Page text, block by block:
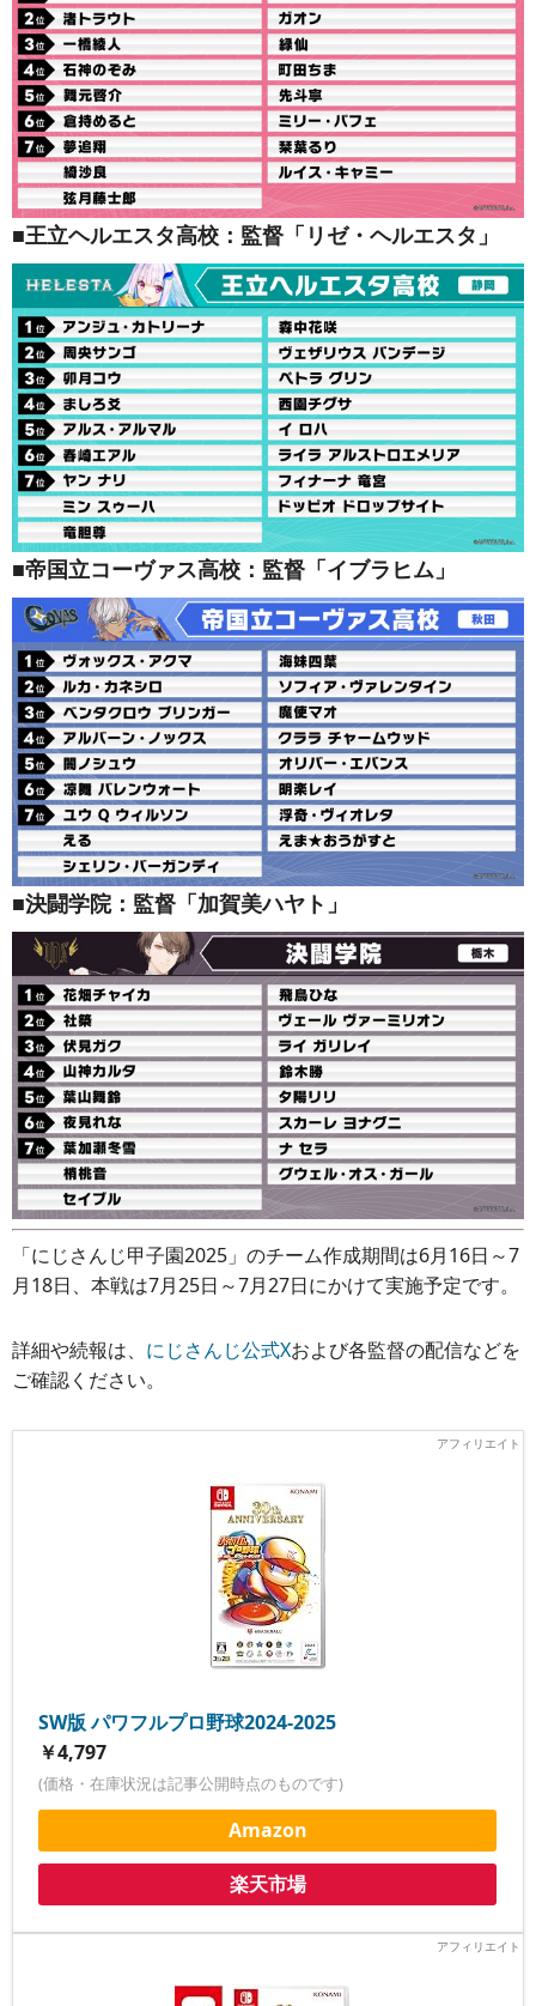
■王立ヘルエスタ高校：監督「リゼ・ヘルエスタ」
■帝国立コーヴァス高校：監督「イブラヒム」
■決闘学院：監督「加賀美ハヤト」
「にじさんじ甲子園2025」のチーム作成期間は6月16日～7
月18日、本戦は7月25日～7月27日にかけて実施予定です。
詳細や続報は、 にじさんじ公式Xおよび各監督の配信などを
ご確認ください。
SW版 パワフルプロ野球2024-2025
￥4,797
(価格・在庫状況は記事公開時点のものです)
Amazon
楽天市場